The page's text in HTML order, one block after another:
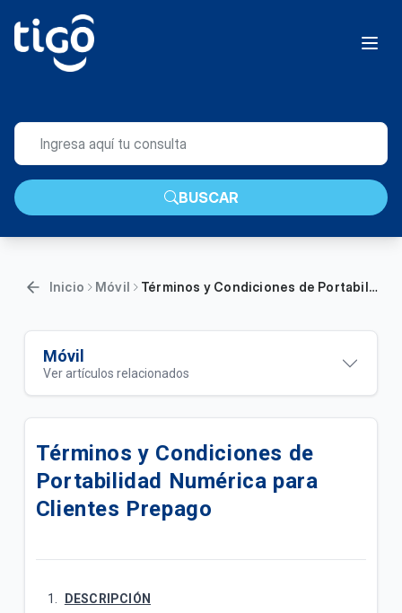
BUSCAR
Inicio Móvil Términos y Condiciones de Portabilidad Numérica para Clientes Prepago
Móvil
Ver artículos relacionados
Cómo activar el Roaming en tu iPhone.
Cómo activar el Roaming en tu Android.
Cómo usar el Roaming Tigo Postpago
adquirirlos para tu plan postpago
Encuentra soporte para tus servicios móviles
Términos y Condiciones de
Portabilidad Numérica para
Clientes Prepago
DESCRIPCIÓN